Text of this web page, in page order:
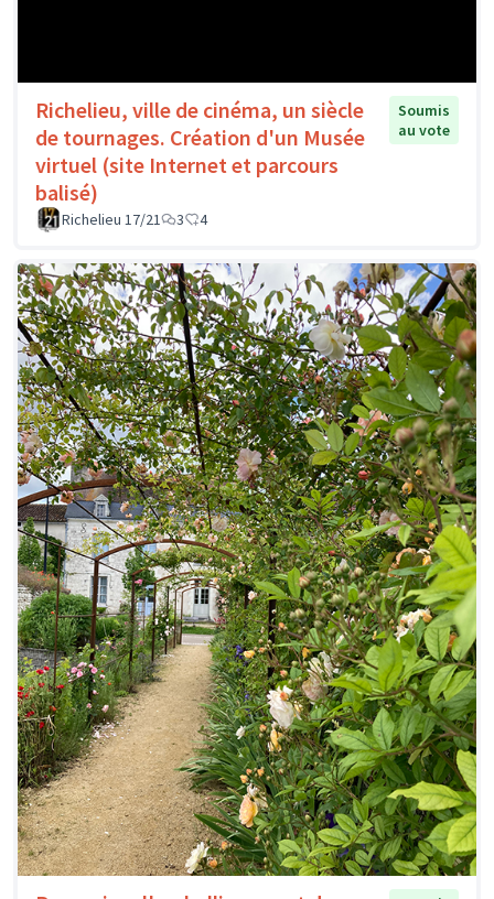
Richelieu, ville de cinéma, un siècle
de tournages. Création d'un Musée
virtuel (site Internet et parcours
balisé)
Soumis
au vote
Richelieu 17/21 3 4